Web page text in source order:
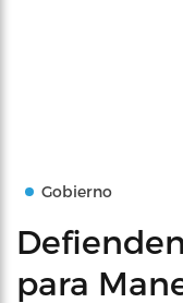
Gobierno
para